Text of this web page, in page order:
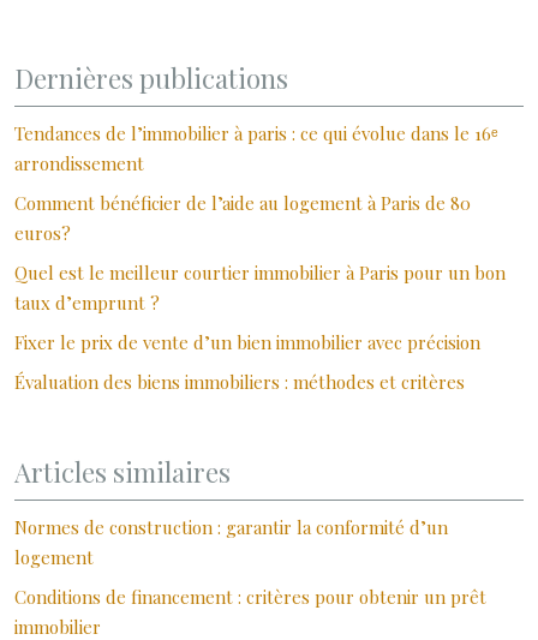
Dernières publications
Tendances de l’immobilier à paris : ce qui évolue dans le 16ᵉ
arrondissement
Comment bénéficier de l’aide au logement à Paris de 80
euros?
Quel est le meilleur courtier immobilier à Paris pour un bon
taux d’emprunt ?
Fixer le prix de vente d’un bien immobilier avec précision
Évaluation des biens immobiliers : méthodes et critères
Articles similaires
Normes de construction : garantir la conformité d’un
logement
Conditions de financement : critères pour obtenir un prêt
immobilier